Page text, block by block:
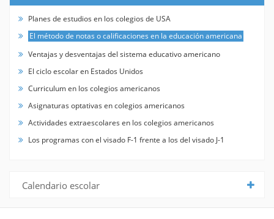
Planes de estudios en los colegios de USA
El método de notas o calificaciones en la educación americana
Ventajas y desventajas del sistema educativo americano
El ciclo escolar en Estados Unidos
Curriculum en los colegios americanos
Asignaturas optativas en colegios americanos
Actividades extraescolares en los colegios americanos
Los programas con el visado F-1 frente a los del visado J-1
Calendario escolar